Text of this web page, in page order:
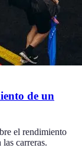
de un
el rendimiento
carreras.